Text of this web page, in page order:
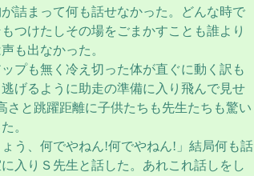
詰まって何も話せなかった。どんな時で
つけたしその場をごまかすことも誰より
も出なかった。
プも無く冷え切った体が直ぐに動く訳も
げるように助走の準備に入り飛んで見せ
さと跳躍距離に子供たちも先生たちも驚い
。
う、何でやねん!何でやねん!」結局何も話
入りＳ先生と話した。あれこれ話しをし